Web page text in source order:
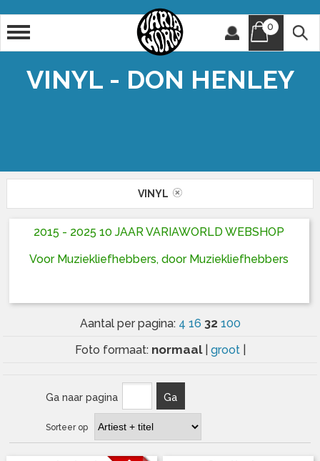
0
VINYL - DON HENLEY
VINYL
2015 - 2025 10 JAAR VARIAWORLD WEBSHOP
Voor Muziekliefhebbers, door Muziekliefhebbers
Aantal per pagina: 4 16 32 100
Foto formaat: normaal groot
Ga naar pagina Ga
Sorteer op